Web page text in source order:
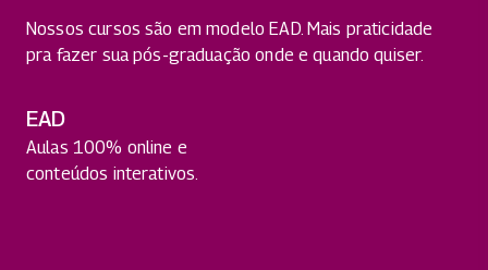
Nossos cursos são em modelo EAD. Mais praticidade
pra fazer sua pós-graduação onde e quando quiser.
EAD
Aulas 100% online e
conteúdos interativos.